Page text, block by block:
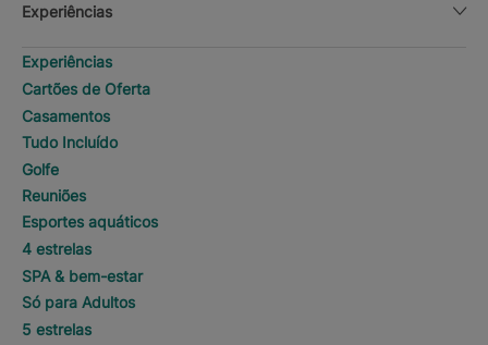
Experiências
Experiências
Cartões de Oferta
Casamentos
Tudo Incluído
Golfe
Reuniões
Esportes aquáticos
4 estrelas
SPA & bem-estar
Só para Adultos
5 estrelas